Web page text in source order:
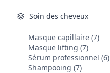
Soin des cheveux
Masque capillaire (7)
Masque lifting (7)
Sérum professionnel (6)
Shampooing (7)